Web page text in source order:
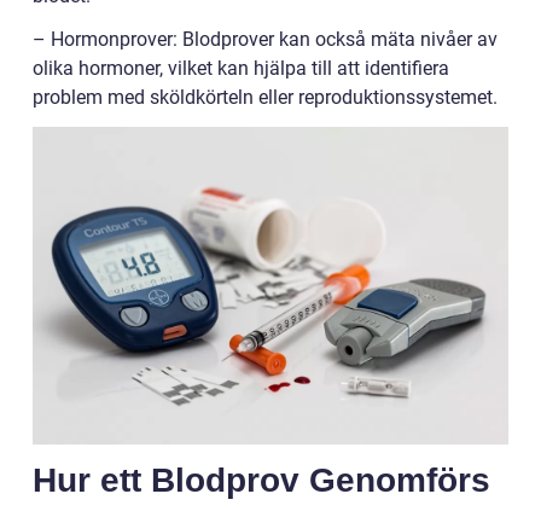
– Hormonprover: Blodprover kan också mäta nivåer av
olika hormoner, vilket kan hjälpa till att identifiera
problem med sköldkörteln eller reproduktionssystemet.
Hur ett Blodprov Genomförs